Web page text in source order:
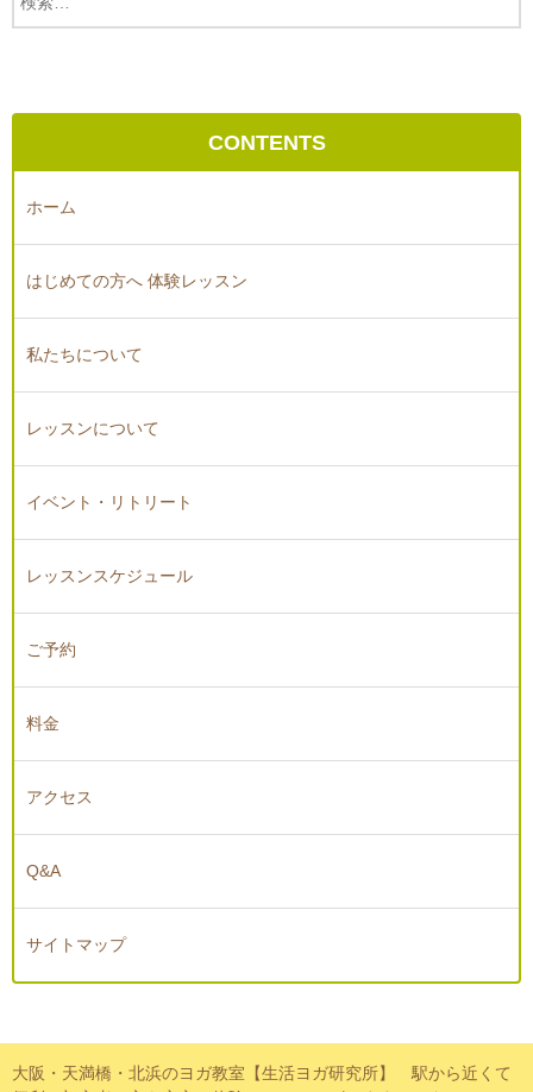
CONTENTS
ホーム
はじめての方へ 体験レッスン
私たちについて
レッスンについて
イベント・リトリート
レッスンスケジュール
ご予約
料金
アクセス
Q&A
サイトマップ
大阪・天満橋・北浜のヨガ教室【生活ヨガ研究所】 駅から近くて